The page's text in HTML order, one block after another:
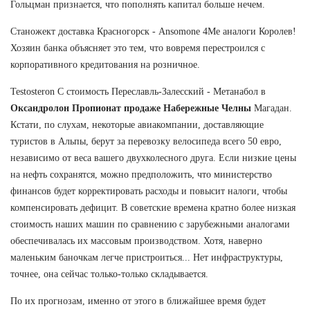
Гольцман признается, что пополнять капитал больше нечем.
Станожект доставка Красногорск - Ansomone 4Me аналоги Королев!
Хозяин банка объясняет это тем, что вовремя перестроился с
корпоративного кредитования на розничное.
Testosteron C стоимость Переславль-Залесский - Метанабол в
Оксандролон Пропионат продаже Набережные Челны Магадан.
Кстати, по слухам, некоторые авиакомпании, доставляющие
туристов в Альпы, берут за перевозку велосипеда всего 50 евро,
независимо от веса вашего двухколесного друга. Если низкие цены
на нефть сохранятся, можно предположить, что министерство
финансов будет корректировать расходы и повысит налоги, чтобы
компенсировать дефицит. В советские времена кратно более низкая
стоимость наших машин по сравнению с зарубежными аналогами
обеспечивалась их массовым производством. Хотя, наверно
маленьким баночкам легче пристроиться... Нет инфраструктуры,
точнее, она сейчас только-только складывается.
По их прогнозам, именно от этого в ближайшее время будет